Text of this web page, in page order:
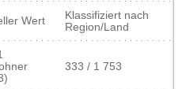
Wert
Klassifiziert nach
Region/Land
333 / 1 753